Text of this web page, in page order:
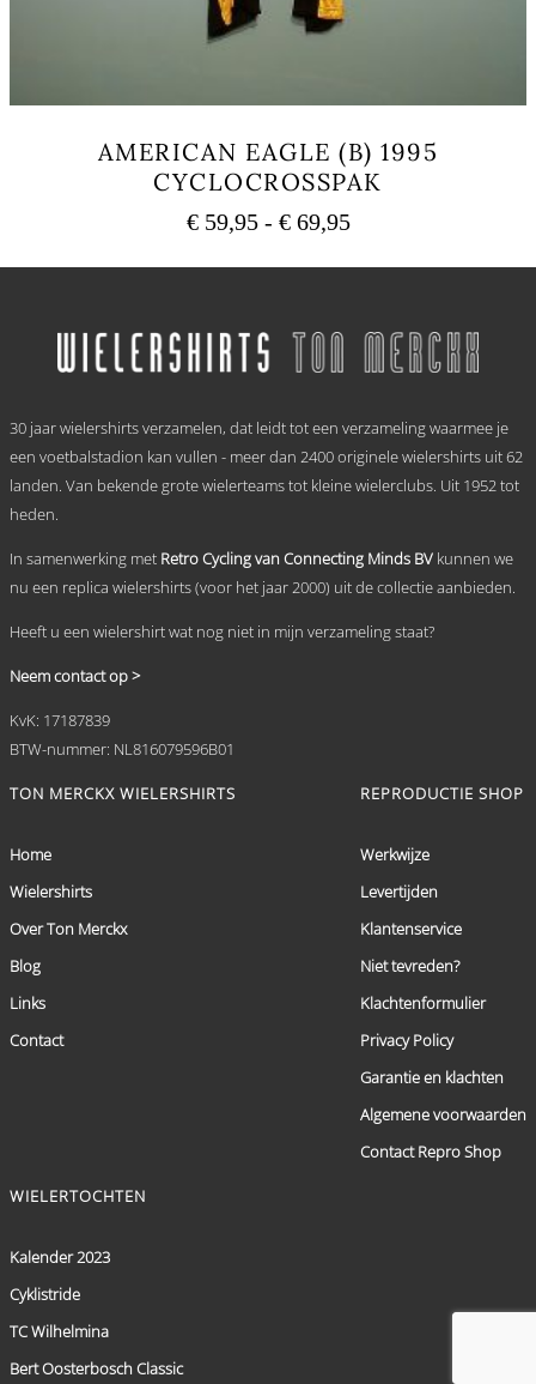
AMERICAN EAGLE (B) 1995
CYCLOCROSSPAK
€59,95 - €69,95Prijsklasse:
tot
variaties.
Deze
gekozen
worden
de
30 jaar wielershirts verzamelen, dat leidt tot een verzameling waarmee je
een voetbalstadion kan vullen - meer dan 2400 originele wielershirts uit 62
landen. Van bekende grote wielerteams tot kleine wielerclubs. Uit 1952 tot
heden.
In samenwerking met Retro Cycling van Connecting Minds BV kunnen we
nu een replica wielershirts (voor het jaar 2000) uit de collectie aanbieden.
Heeft u een wielershirt wat nog niet in mijn verzameling staat?
Neem contact op >
KvK: 17187839
BTW-nummer: NL816079596B01
TON MERCKX WIELERSHIRTS
Home
Wielershirts
Over Ton Merckx
Blog
Links
Contact
REPRODUCTIE SHOP
Werkwijze
Levertijden
Klantenservice
Niet tevreden?
Klachtenformulier
Privacy Policy
Garantie en klachten
Algemene voorwaarden
Contact Repro Shop
WIELERTOCHTEN
Kalender 2023
Cyklistride
TC Wilhelmina
Bert Oosterbosch Classic